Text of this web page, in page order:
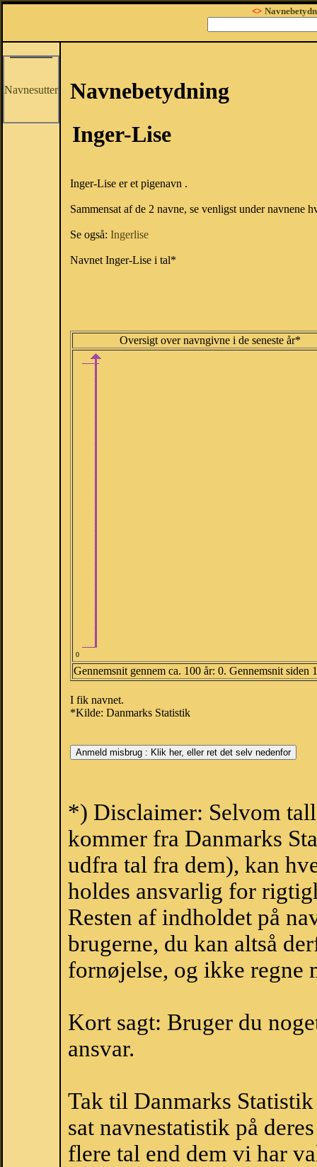
<>
Navnesutter
Navnebetydning
Inger-Lise
Inger-Lise er et pigenavn .
Sammensat af de 2 navne, se venligst under navnene
Se også: Ingerlise
Navnet Inger-Lise i tal*
Oversigt over navngivne i de seneste år*
0
Gennemsnit gennem ca. 100 år: 0. Gennemsnit siden
I fik navnet.
*Kilde: Danmarks Statistik
*) Disclaimer: Selvom
kommer fra Danmarks
udfra tal fra dem), kan
holdes ansvarlig for
Resten af indholdet på
brugerne, du kan altså
fornøjelse, og ikke regne
Kort sagt: Bruger du
ansvar.
Tak til Danmarks
sat navnestatistik på
flere tal end dem vi har